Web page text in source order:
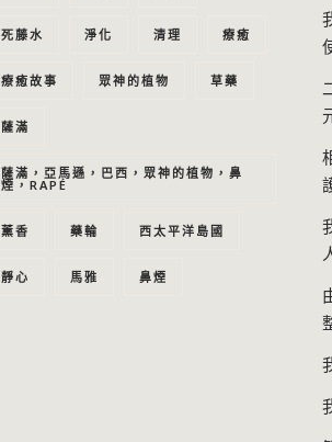
死藤水 淨化 清理 療癒
療癒故事 眾神的植物 草藥
薩滿
薩滿，亞馬遜，巴西，眾神的植物，鼻
煙，RAPÉ
薰香 藥輪 西太平洋島國
靜心 馬雅 鼻煙